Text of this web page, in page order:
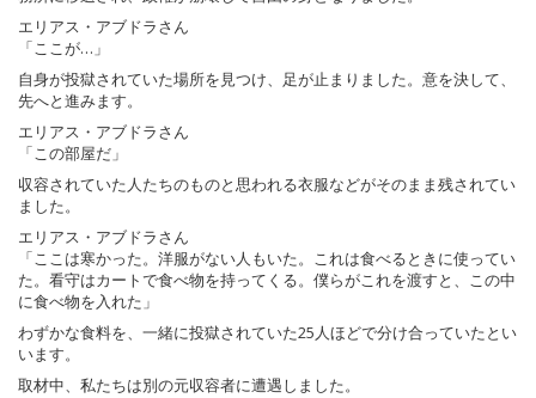
エリアス・アブドラさん
「ここが…」
自身が投獄されていた場所を見つけ、足が止まりました。意を決して、
先へと進みます。
エリアス・アブドラさん
「この部屋だ」
収容されていた人たちのものと思われる衣服などがそのまま残されてい
ました。
エリアス・アブドラさん
「ここは寒かった。洋服がない人もいた。これは食べるときに使ってい
た。看守はカートで食べ物を持ってくる。僕らがこれを渡すと、この中
に食べ物を入れた」
わずかな食料を、一緒に投獄されていた25人ほどで分け合っていたとい
います。
取材中、私たちは別の元収容者に遭遇しました。